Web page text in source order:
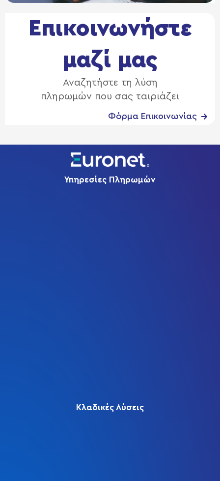
Επικοινωνήστε
μαζί μας​
Αναζητήστε τη λύση
πληρωμών που σας ταιριάζει
Φόρμα Eπικοινωνίας
Υπηρεσίες Πληρωμών
Κλαδικές Λύσεις